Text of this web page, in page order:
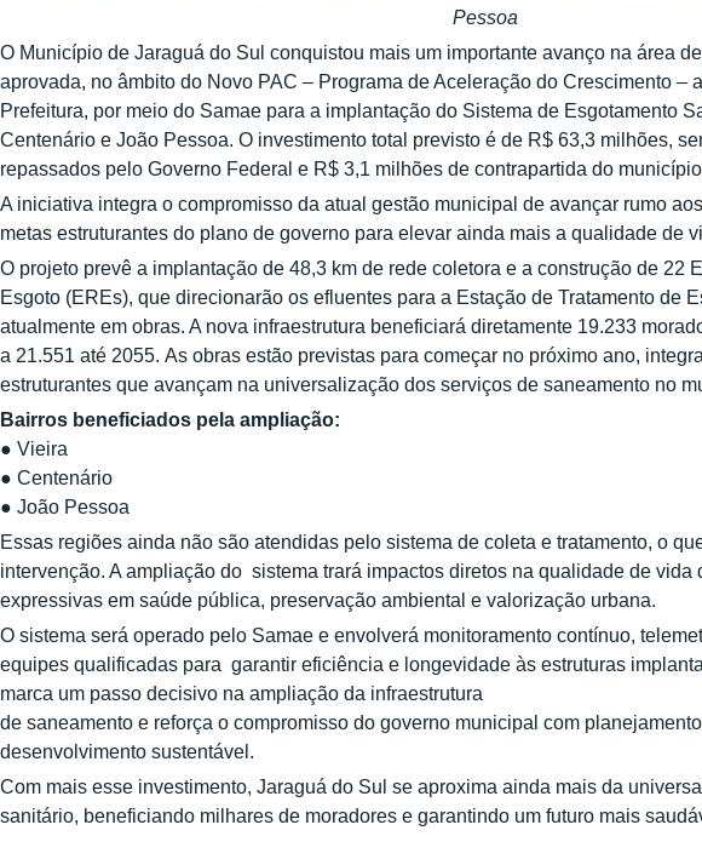
Pessoa
O Município de Jaraguá do Sul conquistou mais um importante avanço na área
aprovada, no âmbito do Novo PAC – Programa de Aceleração do Crescimento –
Prefeitura, por meio do Samae para a implantação do Sistema de Esgotamento
Centenário e João Pessoa. O investimento total previsto é de R$ 63,3 milhões,
repassados pelo Governo Federal e R$ 3,1 milhões de contrapartida do
A iniciativa integra o compromisso da atual gestão municipal de avançar rumo
metas estruturantes do plano de governo para elevar ainda mais a qualidade de
O projeto prevê a implantação de 48,3 km de rede coletora e a construção de 22
Esgoto (EREs), que direcionarão os efluentes para a Estação de Tratamento de
atualmente em obras. A nova infraestrutura beneficiará diretamente 19.233
a 21.551 até 2055. As obras estão previstas para começar no próximo ano,
estruturantes que avançam na universalização dos serviços de saneamento no
Bairros beneficiados pela ampliação:
● Vieira
● Centenário
● João Pessoa
Essas regiões ainda não são atendidas pelo sistema de coleta e tratamento, o
intervenção. A ampliação do sistema trará impactos diretos na qualidade de vida
expressivas em saúde pública, preservação ambiental e valorização urbana.
O sistema será operado pelo Samae e envolverá monitoramento contínuo,
equipes qualificadas para garantir eficiência e longevidade às estruturas
marca um passo decisivo na ampliação da infraestrutura
de saneamento e reforça o compromisso do governo municipal com
desenvolvimento sustentável.
Com mais esse investimento, Jaraguá do Sul se aproxima ainda mais da
sanitário, beneficiando milhares de moradores e garantindo um futuro mais